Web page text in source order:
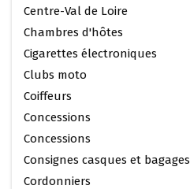
Centre-Val de Loire
Chambres d'hôtes
Cigarettes électroniques
Clubs moto
Coiffeurs
Concessions
Concessions
Consignes casques et bagages
Cordonniers